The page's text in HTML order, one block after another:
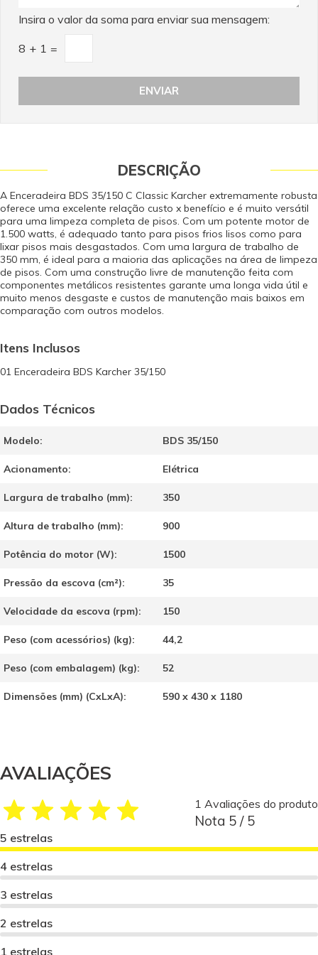
Insira o valor da soma para enviar sua mensagem:
8 + 1 =
DESCRIÇÃO
A Enceradeira BDS 35/150 C Classic Karcher extremamente robusta
oferece uma excelente relação custo x benefício e é muito versátil
para uma limpeza completa de pisos. Com um potente motor de
1.500 watts, é adequado tanto para pisos frios lisos como para
lixar pisos mais desgastados. Com uma largura de trabalho de
350 mm, é ideal para a maioria das aplicações na área de limpeza
de pisos. Com uma construção livre de manutenção feita com
componentes metálicos resistentes garante uma longa vida útil e
muito menos desgaste e custos de manutenção mais baixos em
comparação com outros modelos.
Itens Inclusos
01 Enceradeira BDS Karcher 35/150
Dados Técnicos
Modelo: BDS 35/150
Acionamento: Elétrica
Largura de trabalho (mm): 350
Altura de trabalho (mm): 900
Potência do motor (W): 1500
Pressão da escova (cm²): 35
Velocidade da escova (rpm): 150
Peso (com acessórios) (kg): 44,2
Peso (com embalagem) (kg): 52
Dimensões (mm) (CxLxA): 590 x 430 x 1180
AVALIAÇÕES
1 Avaliações do produto
Nota 5 / 5
5 estrelas
4 estrelas
3 estrelas
2 estrelas
1 estrelas